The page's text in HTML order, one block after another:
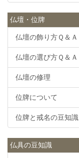
仏壇・位牌
仏壇の飾り方Ｑ＆Ａ
仏壇の選び方Ｑ＆Ａ
仏壇の修理
位牌について
位牌と戒名の豆知識
仏具の豆知識